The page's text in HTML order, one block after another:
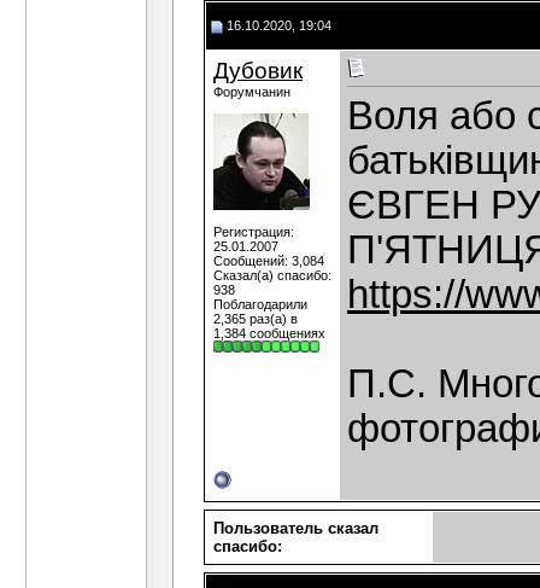
16.10.2020, 19:04
Дубовик
Форумчанин
Регистрация:
25.01.2007
Сообщений: 3,084
Сказал(а) спасибо:
938
Поблагодарили
2,365 раз(а) в
1,384 сообщениях
Воля або
ЄВГЕН
https://
П.С.
Пользователь сказал
cпасибо: